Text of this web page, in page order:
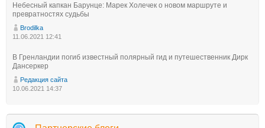
Небесный капкан Барунце: Марек Холечек о новом маршруте и
превратностях судьбы
Brodilka
11.06.2021 12:41
В Гренландии погиб известный полярный гид и путешественник Дирк
Дансеркер
Редакция сайта
10.06.2021 14:37